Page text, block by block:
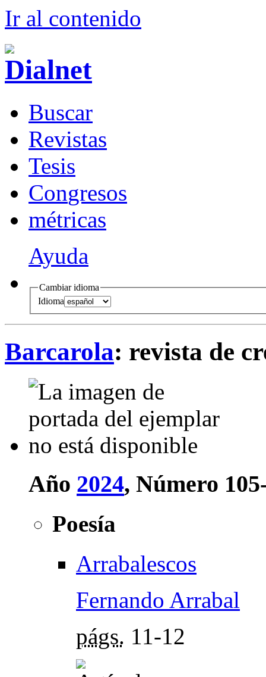
Ir al contenido
Buscar
Revistas
Tesis
Congresos
métricas
Ayuda
Cambiar idioma
Idioma
Barcarola: revista de
Año 2024, Número
Poesía
Arrabalescos
Fernando Arrabal
págs. 11-12